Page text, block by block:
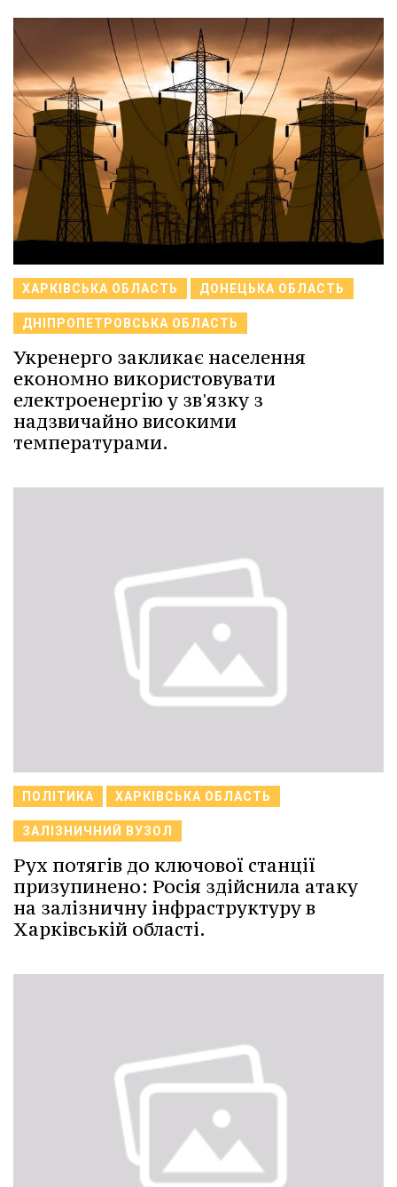
ХАРКІВСЬКА ОБЛАСТЬ ДОНЕЦЬКА ОБЛАСТЬ
ДНІПРОПЕТРОВСЬКА ОБЛАСТЬ
Укренерго закликає населення
економно використовувати
електроенергію у зв'язку з
надзвичайно високими
температурами.
ПОЛІТИКА ХАРКІВСЬКА ОБЛАСТЬ
ЗАЛІЗНИЧНИЙ ВУЗОЛ
Рух потягів до ключової станції
призупинено: Росія здійснила атаку
на залізничну інфраструктуру в
Харківській області.